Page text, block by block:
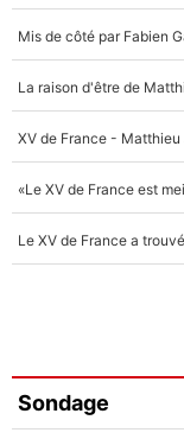
Sondage